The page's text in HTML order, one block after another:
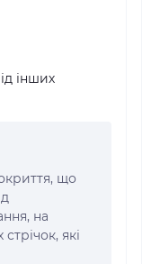
інших
що
на
які